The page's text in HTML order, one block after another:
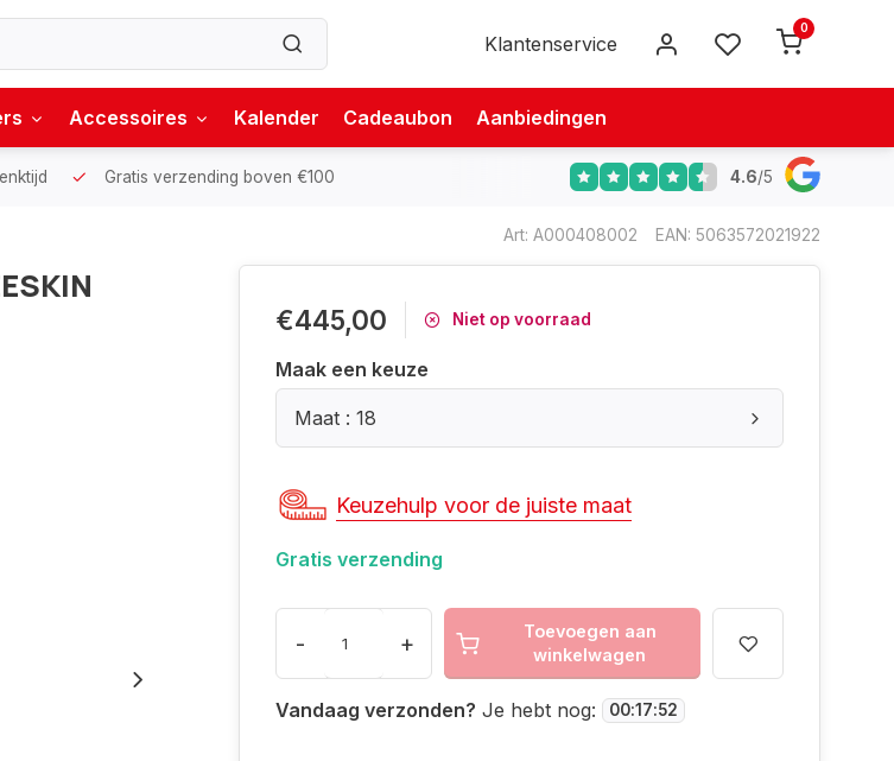
Klantenservice
0
Accessoires Kalender Cadeaubon Aanbiedingen
Gratis verzending boven €100 4.6/5
Art: A000408002 EAN: 5063572021922
€445,00 Niet op voorraad
Maak een keuze
Maat : 18
Keuzehulp voor de juiste maat
Gratis verzending
- +
Toevoegen aan
winkelwagen
Vandaag verzonden? Je hebt nog: 00:17:52